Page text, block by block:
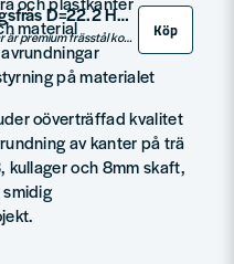
Delver Avrundningsfräs D=22.2 H=11.1 L=54 R=4.8 S=8
Delver Avrundningsfräsar är premium frässtål konstruerade för avrundning av kanter på massivt trä och plast. De representerar ett värdefullt alternativ för de som söker maximal prestanda för pengarna. Denna specifika avrundningsfräs har en radie på 4,8 och är utrustad med kullager, vilket underlättar direkt styrning på arbetsmaterialet, med imponerande resultat varje gång. Köp
material
på materialet
oöverträffad kvalitet
av kanter på trä
kullager och 8mm skaft,